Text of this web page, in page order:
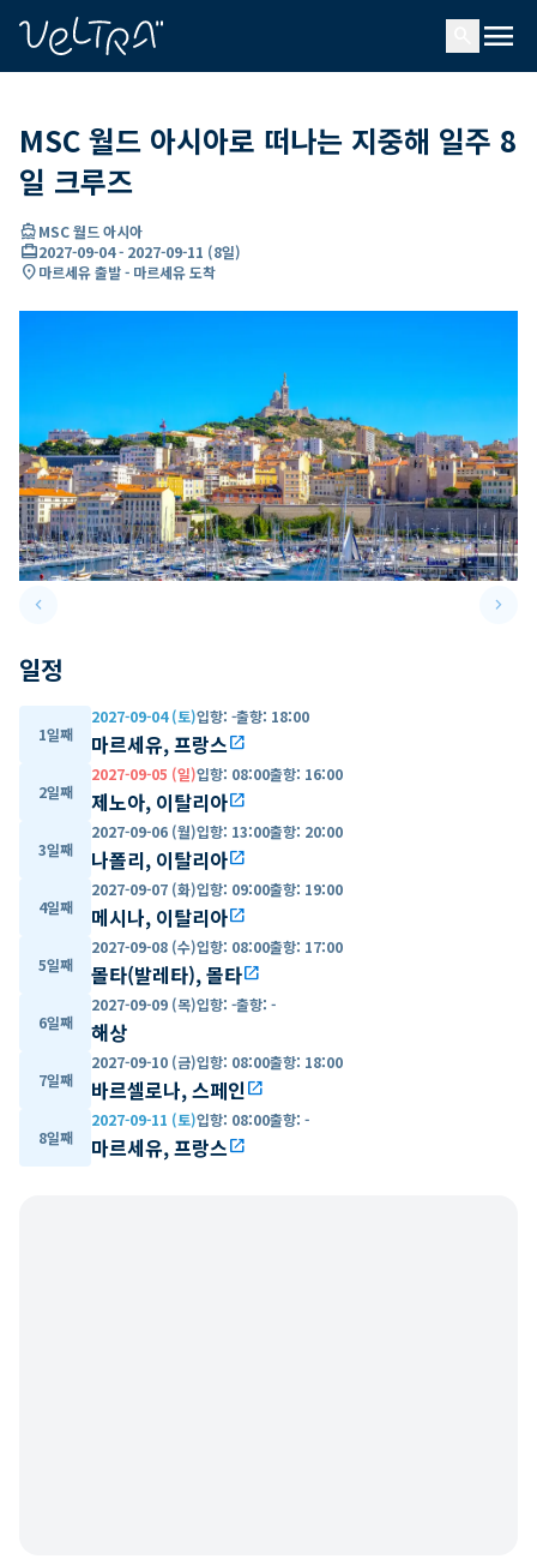
menu
MSC 월드 아시아로 떠나는 지중해 일주 8
일 크루즈
directions_boatMSC 월드 아시아
card_travel2027-09-04- 2027-09-11 (8일)
location_on마르세유 출발 - 마르세유 도착
keyboard_arrow_leftPrevious slide keyboard_arrow_right
일정
1일째
2027-09-04 (토)입항: -출항: 18:00
마르세유, 프랑스open_in_new
2일째
2027-09-05 (일)입항: 08:00출항: 16:00
제노아, 이탈리아open_in_new
3일째
2027-09-06 (월)입항: 13:00출항: 20:00
나폴리, 이탈리아open_in_new
4일째
2027-09-07 (화)입항: 09:00출항: 19:00
메시나, 이탈리아open_in_new
5일째
2027-09-08 (수)입항: 08:00출항: 17:00
몰타(발레타), 몰타open_in_new
6일째
2027-09-09 (목)입항: -출항: -
해상
7일째
2027-09-10 (금)입항: 08:00출항: 18:00
바르셀로나, 스페인open_in_new
8일째
2027-09-11 (토)입항: 08:00출항: -
마르세유, 프랑스open_in_new